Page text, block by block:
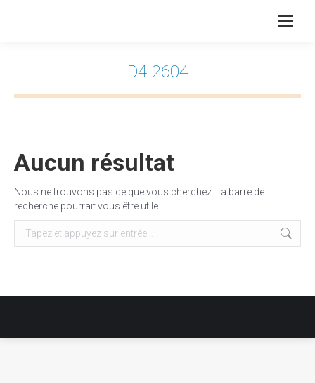
D4-2604
Aucun résultat
Nous ne trouvons pas ce que vous cherchez. La barre de
recherche pourrait vous être utile
Recherche